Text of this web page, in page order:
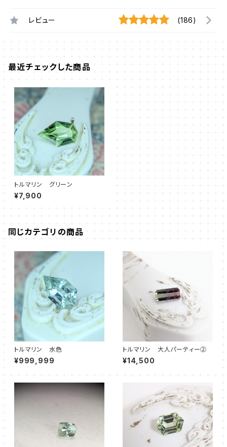
レビュー (186)
最近チェックした商品
トルマリン グリーン
¥7,900
同じカテゴリの商品
トルマリン 水色
¥999,999
トルマリン 大人パーティー②
¥14,500